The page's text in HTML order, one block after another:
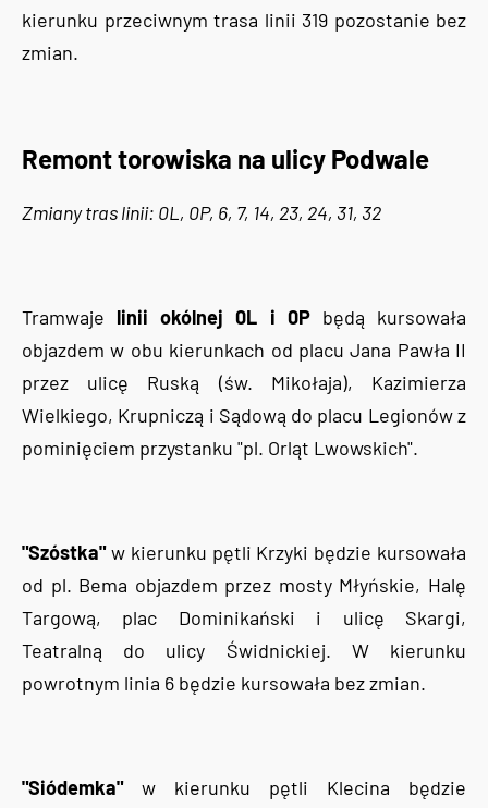
kierunku przeciwnym trasa linii 319 pozostanie bez
zmian.
Remont torowiska na ulicy Podwale
Zmiany tras linii: 0L, 0P, 6, 7, 14, 23, 24, 31, 32
Tramwaje linii okólnej 0L i 0Pbędą kursowała
objazdem w obu kierunkach od placu Jana Pawła II
przez ulicę Ruską (św. Mikołaja), Kazimierza
Wielkiego, Krupniczą i Sądową do placu Legionów z
pominięciem przystanku "pl. Orląt Lwowskich".
"Szóstka"w kierunku pętli Krzyki będzie kursowała
od pl. Bema objazdem przez mosty Młyńskie, Halę
Targową, plac Dominikański i ulicę Skargi,
Teatralną do ulicy Świdnickiej. W kierunku
powrotnym linia 6 będzie kursowała bez zmian.
"Siódemka"w kierunku pętli Klecina będzie